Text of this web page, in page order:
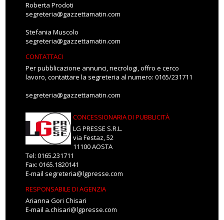
Roberta Prodoti
segreteria@gazzettamatin.com
Stefania Muscolo
segreteria@gazzettamatin.com
CONTATTACI
Per pubblicazione annunci, necrologi, offro e cerco
lavoro, contattare la segreteria al numero: 0165/231711
segreteria@gazzettamatin.com
CONCESSIONARIA DI PUBBLICITÀ
LG PRESSE S.R.L.
via Festaz, 52
11100 AOSTA
Tel: 0165.231711
Fax: 0165.1820141
E-mail segreteria@lgpresse.com
RESPONSABILE DI AGENZIA
Arianna Gori Chisari
E-mail a.chisari@lgpresse.com